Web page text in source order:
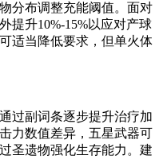
分布调整充能阈值。面对
提升10%-15%以应对产球
适当降低要求，但单火体
过副词条逐步提升治疗加
力数值差异，五星武器可
圣遗物强化生存能力。建